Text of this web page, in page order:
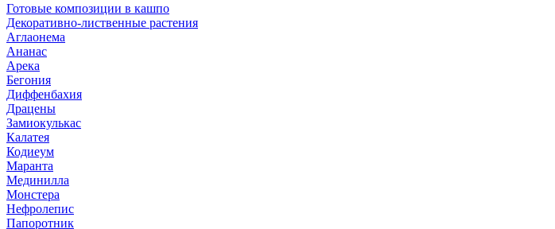
Готовые композиции в кашпо
Декоративно-лиственные растения
Аглаонема
Ананас
Арека
Бегония
Диффенбахия
Драцены
Замиокулькас
Калатея
Кодиеум
Маранта
Мединилла
Монстера
Нефролепис
Папоротник